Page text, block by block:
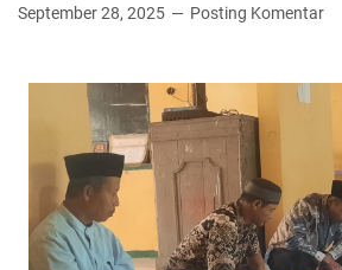
September 28, 2025 Posting Komentar